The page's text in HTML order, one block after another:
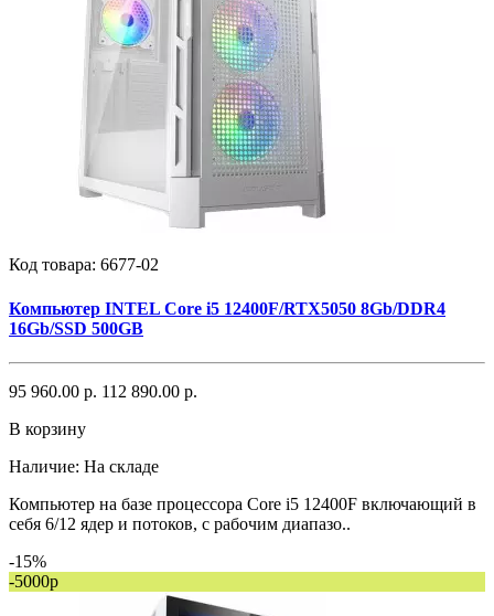
Код товара: 6677-02
Компьютер INTEL Core i5 12400F/RTX5050 8Gb/DDR4
16Gb/SSD 500GB
95 960.00 р. 112 890.00 р.
В корзину
Наличие: На складе
Компьютер на базе процессора Core i5 12400F включающий в
себя 6/12 ядер и потоков, с рабочим диапазо..
-15%
-5000р